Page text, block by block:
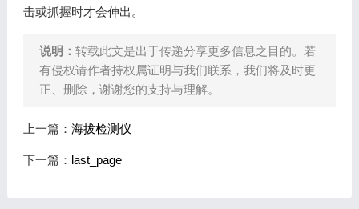
击或抓握时才会伸出。
说明： 转载此文是出于传递分享更多信息之目的。若
有侵权请作者持权属证明与我们联系，我们将及时更
正、删除，谢谢您的支持与理解。
上一篇： 海拔检测仪
下一篇： last_page